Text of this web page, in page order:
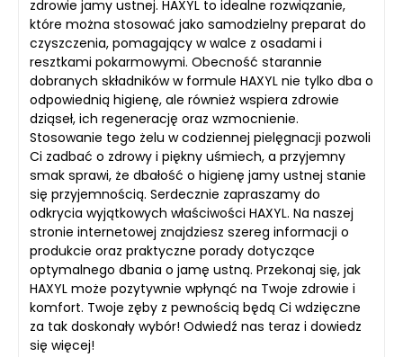
zdrowie jamy ustnej. HAXYL to idealne rozwiązanie,
które można stosować jako samodzielny preparat do
czyszczenia, pomagający w walce z osadami i
resztkami pokarmowymi. Obecność starannie
dobranych składników w formule HAXYL nie tylko dba o
odpowiednią higienę, ale również wspiera zdrowie
dziąseł, ich regenerację oraz wzmocnienie.
Stosowanie tego żelu w codziennej pielęgnacji pozwoli
Ci zadbać o zdrowy i piękny uśmiech, a przyjemny
smak sprawi, że dbałość o higienę jamy ustnej stanie
się przyjemnością. Serdecznie zapraszamy do
odkrycia wyjątkowych właściwości HAXYL. Na naszej
stronie internetowej znajdziesz szereg informacji o
produkcie oraz praktyczne porady dotyczące
optymalnego dbania o jamę ustną. Przekonaj się, jak
HAXYL może pozytywnie wpłynąć na Twoje zdrowie i
komfort. Twoje zęby z pewnością będą Ci wdzięczne
za tak doskonały wybór! Odwiedź nas teraz i dowiedz
się więcej!